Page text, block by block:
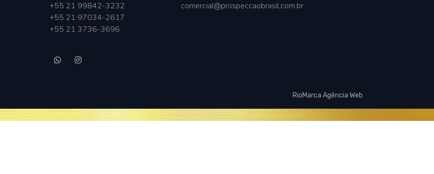
+55 21 99842-3232
+55 21 97034-2617
+55 21 3736-3696
comercial@prospeccaobrasil.com.br
RioMarca Agência Web